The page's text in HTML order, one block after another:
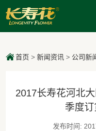
首页 > 新闻资讯> 公司新
2017长寿花河北
季度
发布时间: